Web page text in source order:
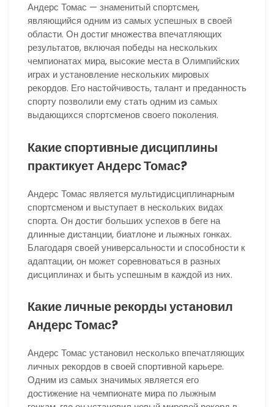
Андерс Томас — знаменитый спортсмен,
являющийся одним из самых успешных в своей
области. Он достиг множества впечатляющих
результатов, включая победы на нескольких
чемпионатах мира, высокие места в Олимпийских
играх и установление нескольких мировых
рекордов. Его настойчивость, талант и преданность
спорту позволили ему стать одним из самых
выдающихся спортсменов своего поколения.
Какие спортивные дисциплины
практикует Андерс Томас?
Андерс Томас является мультидисциплинарным
спортсменом и выступает в нескольких видах
спорта. Он достиг больших успехов в беге на
длинные дистанции, биатлоне и лыжных гонках.
Благодаря своей универсальности и способности к
адаптации, он может соревноваться в разных
дисциплинах и быть успешным в каждой из них.
Какие личные рекорды установил
Андерс Томас?
Андерс Томас установил несколько впечатляющих
личных рекордов в своей спортивной карьере.
Одним из самых значимых является его
достижение на чемпионате мира по лыжным